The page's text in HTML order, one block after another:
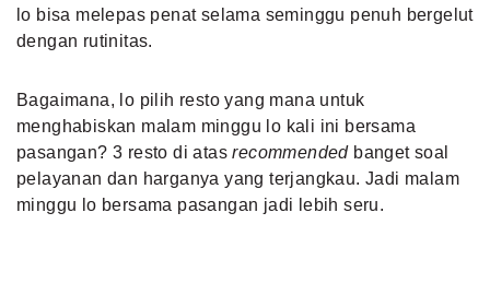
lo bisa melepas penat selama seminggu penuh bergelut
dengan rutinitas.
Bagaimana, lo pilih resto yang mana untuk
menghabiskan malam minggu lo kali ini bersama
pasangan? 3 resto di atasrecommended banget soal
pelayanan dan harganya yang terjangkau. Jadi malam
minggu lo bersama pasangan jadi lebih seru.